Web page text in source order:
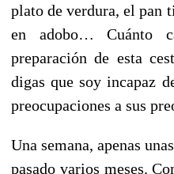
plato de verdura, el pan
en adobo… Cuánto
preparación de esta
digas que soy incapaz
preocupaciones a sus
Una semana, apenas
pasado varios meses.